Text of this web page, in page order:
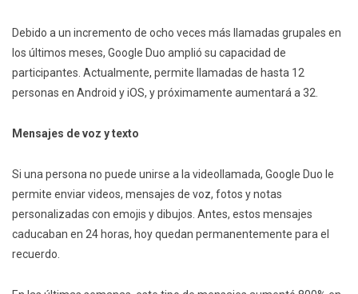
Debido a un incremento de ocho veces más llamadas grupales en
los últimos meses, Google Duo amplió su capacidad de
participantes. Actualmente, permite llamadas de hasta 12
personas en Android y iOS, y próximamente aumentará a 32.
Mensajes de voz y texto
Si una persona no puede unirse a la videollamada, Google Duo le
permite enviar videos, mensajes de voz, fotos y notas
personalizadas con emojis y dibujos. Antes, estos mensajes
caducaban en 24 horas, hoy quedan permanentemente para el
recuerdo.